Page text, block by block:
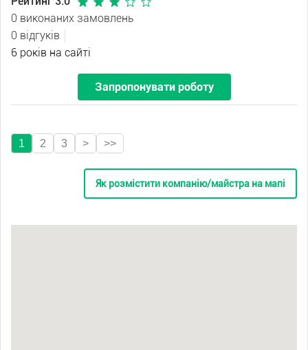
0 виконаних замовлень
0 відгуків
6 років на сайті
Запропонувати роботу
1 2 3 > >>
Як розмістити компанію/майстра на мапі